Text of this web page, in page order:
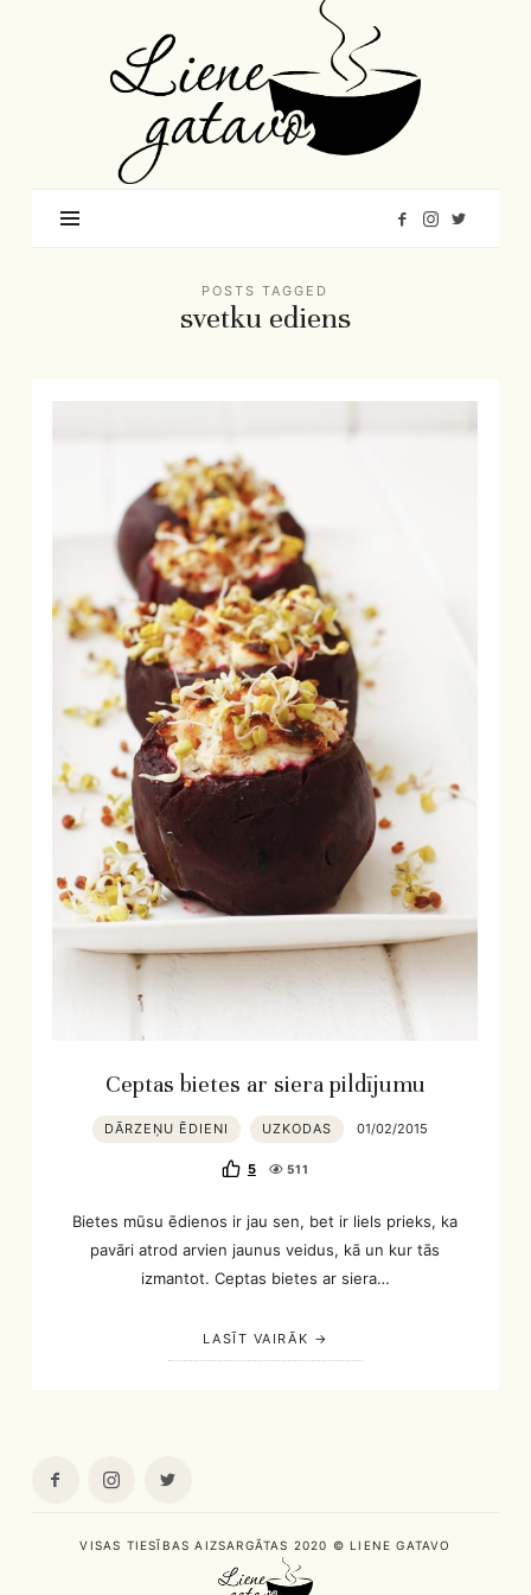
Gatavo
–
Mana
garšu
pasaule
POSTS TAGGED
svetku ediens
Ceptas bietes ar siera pildījumu
DĀRZEŅU ĒDIENI UZKODAS 01/02/2015
5 511
Bietes mūsu ēdienos ir jau sen, bet ir liels prieks, ka
pavāri atrod arvien jaunus veidus, kā un kur tās
izmantot. Ceptas bietes ar siera…
LASĪT VAIRĀK
VISAS TIESĪBAS AIZSARGĀTAS 2020 © LIENE GATAVO